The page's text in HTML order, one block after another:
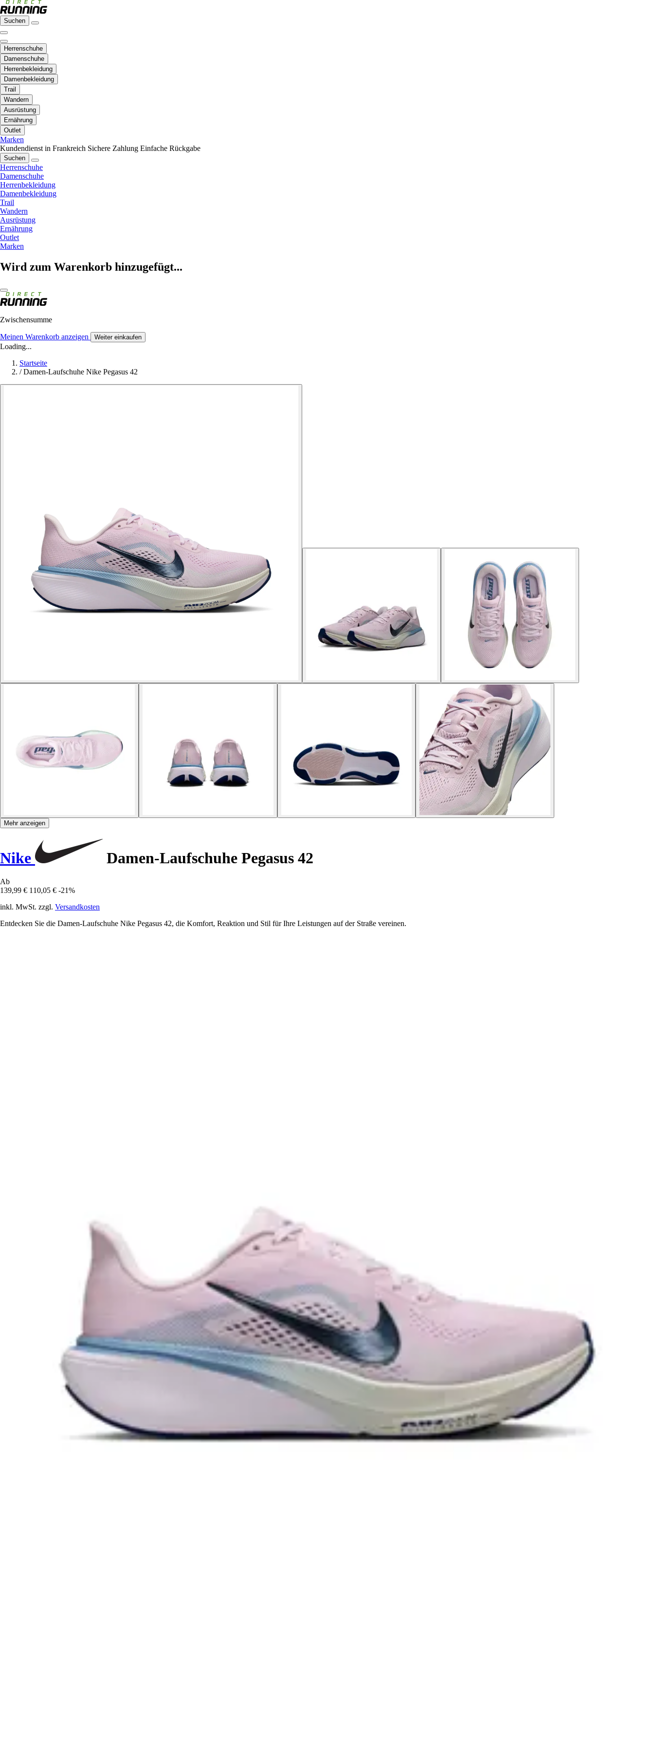
Suchen
Herrenschuhe
Damenschuhe
Herrenbekleidung
Damenbekleidung
Trail
Wandern
Ausrüstung
Ernährung
Outlet
Marken
Kundendienst in Frankreich Sichere Zahlung Einfache Rückgabe
Suchen
Herrenschuhe
Damenschuhe
Herrenbekleidung
Damenbekleidung
Trail
Wandern
Ausrüstung
Ernährung
Outlet
Marken
Wird zum Warenkorb hinzugefügt...
Zwischensumme
Meinen Warenkorb anzeigen Weiter einkaufen
Loading...
Startseite
/ Damen-Laufschuhe Nike Pegasus 42
Mehr anzeigen
Nike Damen-Laufschuhe Pegasus 42
Ab
139,99 € 110,05 € -21%
inkl. MwSt. zzgl. Versandkosten
Entdecken Sie die Damen-Laufschuhe Nike Pegasus 42, die Komfort, Reaktion und Stil für Ihre Leistungen auf der Straße vereinen.